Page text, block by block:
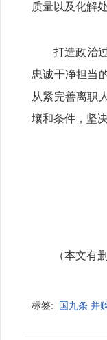
质量以及化解
打造政治
忠诚干净担当
从紧完善离职
壤和条件，坚
（本文有
标签: 国九条 并